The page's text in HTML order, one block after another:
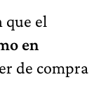
que el
en
de compra